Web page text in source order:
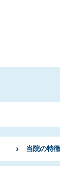
当院の特